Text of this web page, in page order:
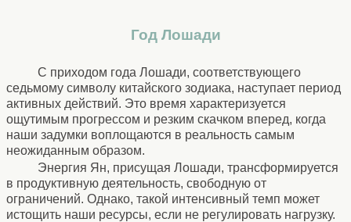
Год Лошади
С приходом года Лошади, соответствующего
седьмому символу китайского зодиака, наступает период
активных действий. Это время характеризуется
ощутимым прогрессом и резким скачком вперед, когда
наши задумки воплощаются в реальность самым
неожиданным образом.
Энергия Ян, присущая Лошади, трансформируется
в продуктивную деятельность, свободную от
ограничений. Однако, такой интенсивный темп может
истощить наши ресурсы, если не регулировать нагрузку.